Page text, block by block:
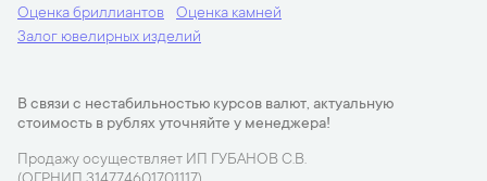
Оценка бриллиантов
Оценка камней
Залог ювелирных изделий
В связи с нестабильностью курсов валют, актуальную
стоимость в рублях уточняйте у менеджера!
Продажу осуществляет ИП ГУБАНОВ С.В.